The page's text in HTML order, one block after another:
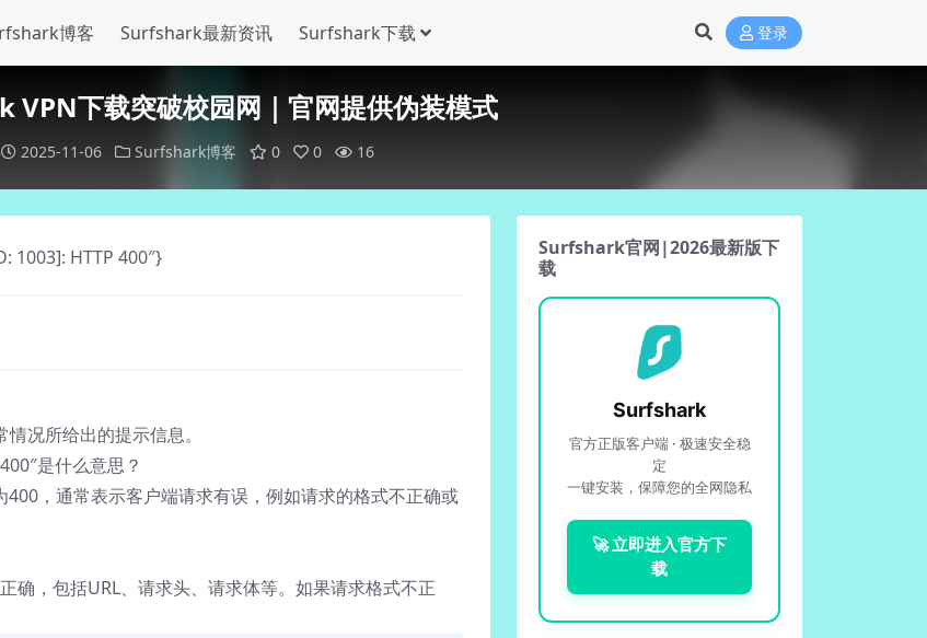
博客 Surfshark最新资讯 Surfshark下载 登录
VPN下载突破校园网｜官网提供伪装模式
2025-11-06 Surfshark博客 0 0 16
1003]: HTTP 400″}
况所给出的提示信息。
是什么意思？
，通常表示客户端请求有误，例如请求的格式不正确或
确，包括URL、请求头、请求体等。如果请求格式不正
Surfshark官网|2026最新版下
载
Surfshark
官方正版客户端 · 极速安全稳
定
一键安装，保障您的全网隐私
🚀 立即进入官方下
载